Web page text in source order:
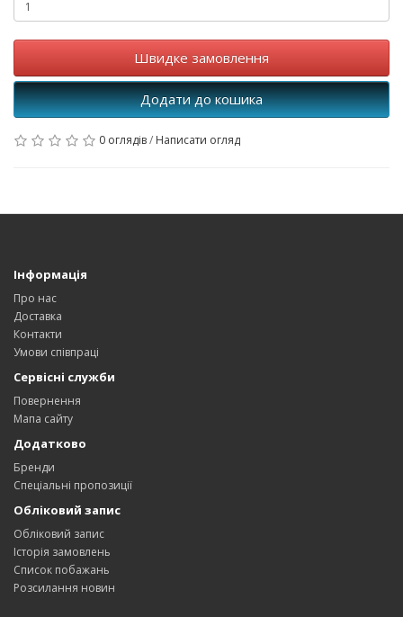
Швидке замовлення
Додати до кошика
0 оглядів/ Написати огляд
Інформація
Про нас
Доставка
Контакти
Умови співпраці
Сервісні служби
Повернення
Мапа сайту
Додатково
Бренди
Спеціальні пропозиції
Обліковий запис
Обліковий запис
Історія замовлень
Список побажань
Розсилання новин